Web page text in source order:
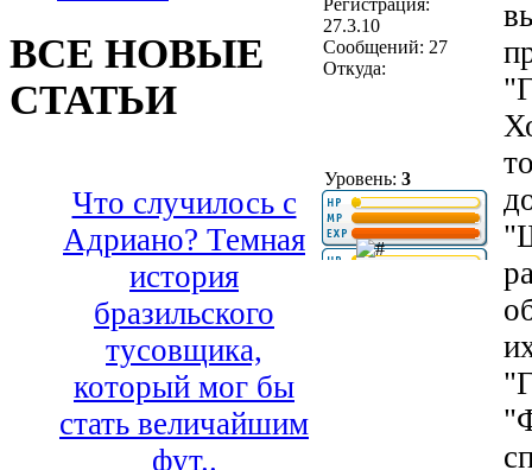
ВСЕ НОВЫЕ
СТАТЬИ
Что случилось с
Адриано? Темная
история
бразильского
тусовщика,
который мог бы
стать величайшим
фут..
Регистрация:
27.3.10
Сообщений: 27
Откуда:
Уровень: 3